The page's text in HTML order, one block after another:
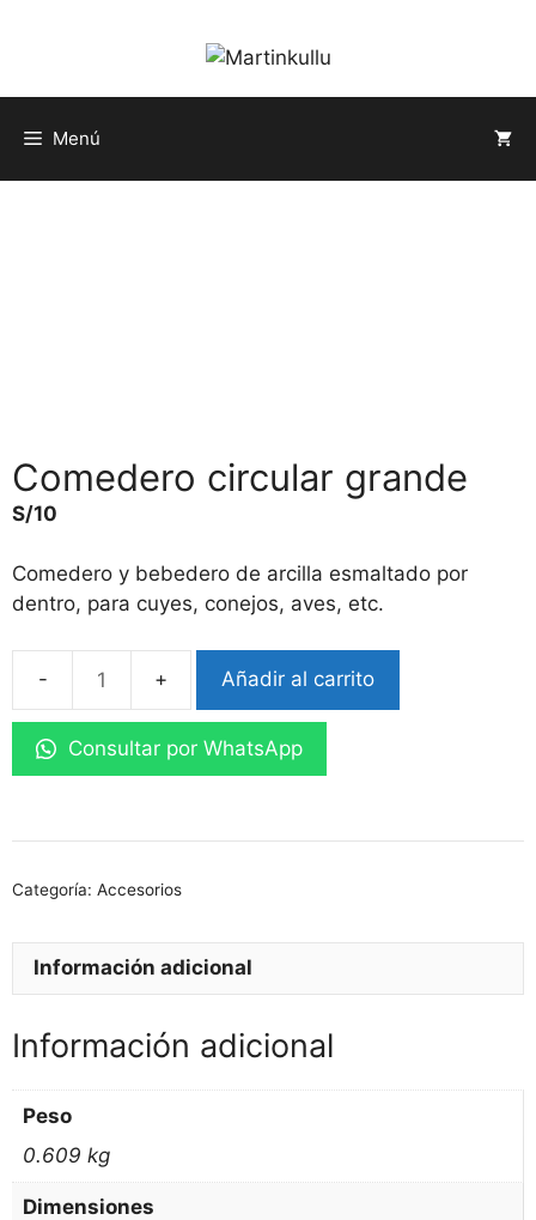
Menú
Comedero circular grande
S/10
Comedero y bebedero de arcilla esmaltado por
dentro, para cuyes, conejos, aves, etc.
Comedero
circular
grande
cantidad
Añadir al carrito
Consultar por WhatsApp
Categoría: Accesorios
Información adicional
Información adicional
Peso
0.609 kg
Dimensiones